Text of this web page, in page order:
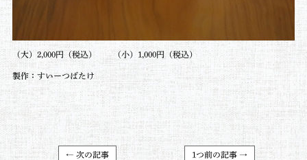
（大）2,000円（税込） （小）1,000円（税込）
製作：すいーつばたけ
← 次の記事 1つ前の記事 →